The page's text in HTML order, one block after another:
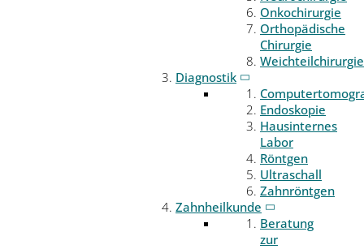
Onkochirurgie
Orthopädische
Chirurgie
Weichteilchirurgie
Diagnostik
Endoskopie
Hausinternes
Labor
Röntgen
Ultraschall
Zahnröntgen
Zahnheilkunde
Beratung
zur